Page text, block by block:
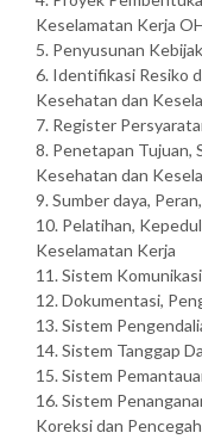
Keselamatan Kerja
5. Penyusunan
6. Identifikasi Resiko
Kesehatan dan
7. Register
8. Penetapan Tujuan,
Kesehatan dan
9. Sumber daya,
10. Pelatihan,
Keselamatan Kerja
11. Sistem
12. Dokumentasi,
13. Sistem
14. Sistem Tanggap
15. Sistem
16. Sistem
Koreksi dan